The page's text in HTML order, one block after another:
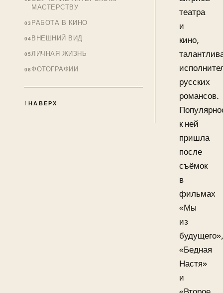
МАСТЕРСТВУ
РАБОТА В КИНО
ВНЕШНИЙ ВИД
ЛИЧНАЯ ЖИЗНЬ
ФОТОГРАФИИ
НАВЕРХ
театра
и
кино,
русских
романсов.
к ней
пришла
после
съёмок
в
фильмах
«Мы
из
будущего»,
«Бедная
Настя»
и